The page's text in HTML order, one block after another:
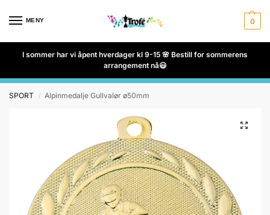
MENY 0
I sommer har vi åpent hverdager kl 9-15 🌸 Bestill for sommerens
arrangement nå😃
SPORT / Alpinmedalje Gullvalør ø50mm